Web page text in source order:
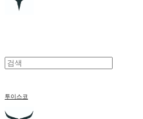
투이스코